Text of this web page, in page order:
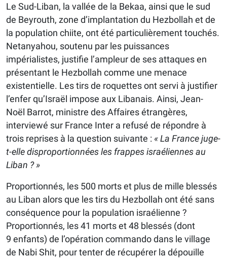
Le Sud-Liban, la vallée de la Bekaa, ainsi que le sud
de Beyrouth, zone d’implantation du Hezbollah et de
la population chiite, ont été particulièrement touchés.
Netanyahou, soutenu par les puissances
impérialistes, justifie l’ampleur de ses attaques en
présentant le Hezbollah comme une menace
existentielle. Les tirs de roquettes ont servi à justifier
l’enfer qu’Israël impose aux Libanais. Ainsi, Jean-
Noël Barrot, ministre des Affaires étrangères,
interviewé sur France Inter a refusé de répondre à
trois reprises à la question suivante : « La France juge-
t-elle disproportionnées les frappes israéliennes au
Liban ? »
Proportionnés, les 500 morts et plus de mille blessés
au Liban alors que les tirs du Hezbollah ont été sans
conséquence pour la population israélienne ?
Proportionnés, les 41 morts et 48 blessés (dont
9 enfants) de l’opération commando dans le village
de Nabi Shit, pour tenter de récupérer la dépouille